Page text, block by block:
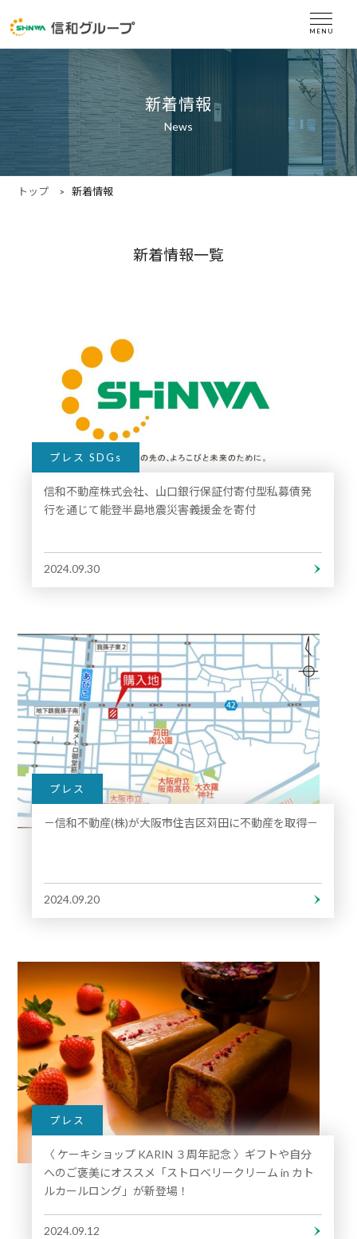
新着情報
News
トップ 新着情報
新着情報一覧
プレス SDGs
信和不動産株式会社、山口銀行保証付寄付型私募債発
行を通じて能登半島地震災害義援金を寄付
2024.09.30
プレス
－信和不動産(株)が大阪市住吉区苅田に不動産を取得－
2024.09.20
プレス
〈 ケーキショップ KARIN ３周年記念 〉ギフトや自分
へのご褒美にオススメ「ストロベリークリーム in カト
ルカールロング」が新登場！
2024.09.12